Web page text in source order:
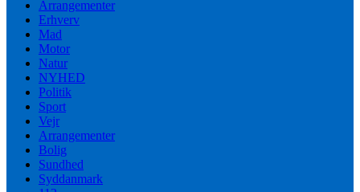
Arrangementer
Erhverv
Mad
Motor
Natur
NYHED
Politik
Sport
Vejr
Arrangementer
Bolig
Sundhed
Syddanmark